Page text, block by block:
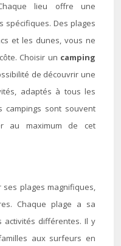
lieu offre une
spécifiques. Des plages
et les dunes, vous ne
Choisir un camping
de découvrir une
adaptés à tous les
campings sont souvent
au maximum de cet
ses plages magnifiques,
Chaque plage a sa
différentes. Il y
aux surfeurs en